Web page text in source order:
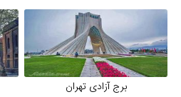
برج آزادی تهران